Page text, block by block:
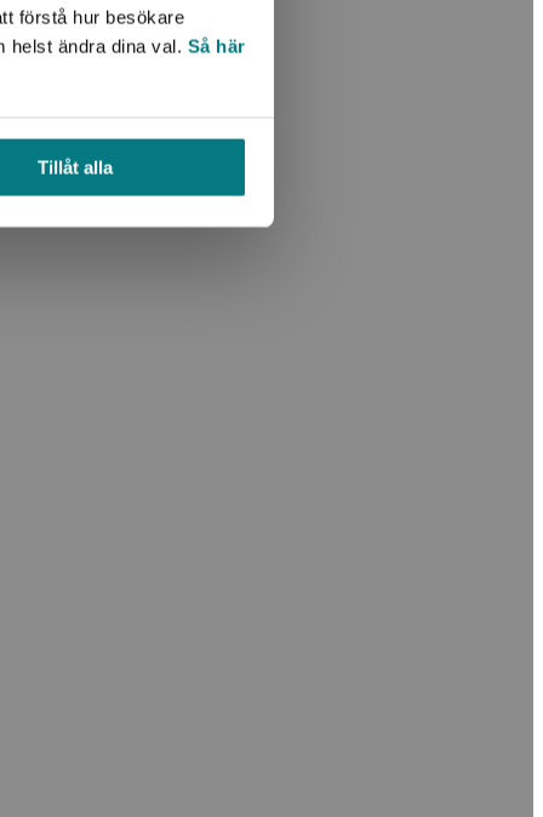
förstå hur besökare
helst ändra dina val. Så här
Tillåt alla